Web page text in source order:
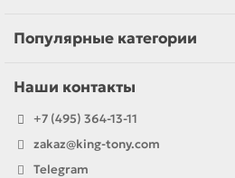
Популярные категории
Наши контакты
+7 (495) 364-13-11
zakaz@king-tony.com
Telegram